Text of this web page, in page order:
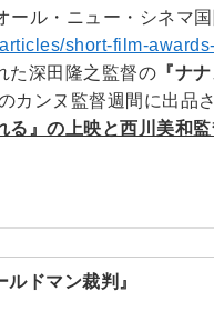
ール・ニュー・シネマ
short-film-
た深田隆之監督の 『ナ
カンヌ監督週間に出品
る』の上映と西川美和
ドマン裁判』